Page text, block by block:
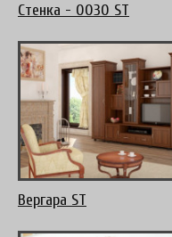
Стенка - 0030 ST
Вергара ST